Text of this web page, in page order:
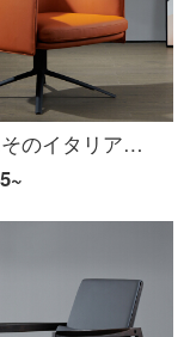
フィニそのイタリア式はきわめて簡単で、オレンジ色のアイデアのソファーと椅子が軽くて豪華な客間の手すりの椅子の書斎の本の椅子の近代的なレジャーの椅子のオレンジ色の700*700*840 mmです。